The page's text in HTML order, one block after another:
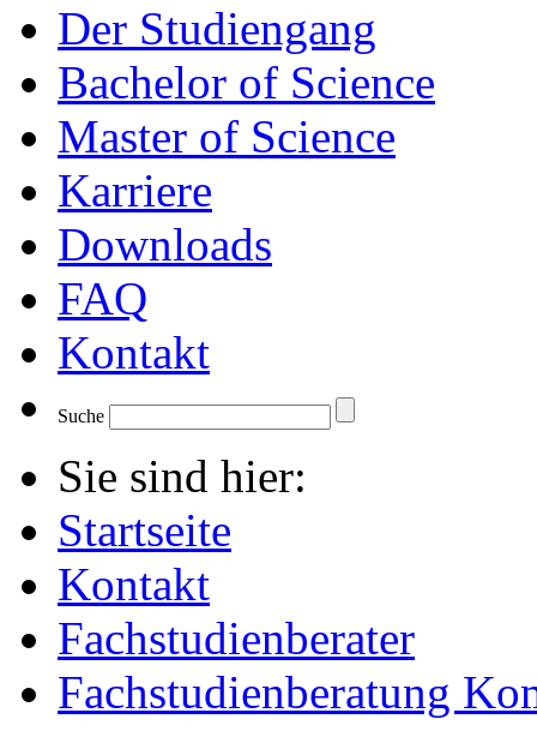
Der Studiengang
Bachelor of Science
Master of Science
Karriere
Downloads
FAQ
Kontakt
Suche
Sie sind hier:
Startseite
Kontakt
Fachstudienberater
Fachstudienberatung